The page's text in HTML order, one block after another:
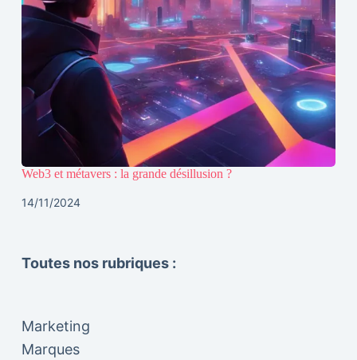
Web3 et métavers : la grande désillusion ?
14/11/2024
Toutes nos rubriques :
Marketing
Marques